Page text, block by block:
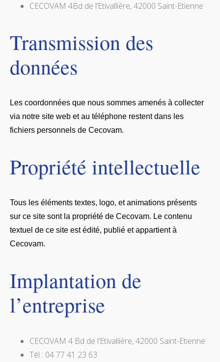
CECOVAM 4Bd de l’Etivallière, 42000 Saint-Etienne
Transmission des
données
Les coordonnées que nous sommes amenés à collecter
via notre site web et au téléphone restent dans les
fichiers personnels de Cecovam.
Propriété intellectuelle
Tous les éléments textes, logo, et animations présents
sur ce site sont la propriété de Cecovam. Le contenu
textuel de ce site est édité, publié et appartient à
Cecovam.
Implantation de
l’entreprise
CECOVAM 4 Bd de l’Etivallière, 42000 Saint-Etienne
Tél : 04 77 41 23 63